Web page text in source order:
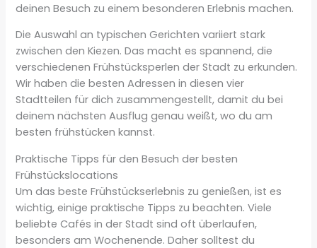
deinen Besuch zu einem besonderen Erlebnis machen.
Die Auswahl an typischen Gerichten variiert stark
zwischen den Kiezen. Das macht es spannend, die
verschiedenen Frühstücksperlen der Stadt zu erkunden.
Wir haben die besten Adressen in diesen vier
Stadtteilen für dich zusammengestellt, damit du bei
deinem nächsten Ausflug genau weißt, wo du am
besten frühstücken kannst.
Praktische Tipps für den Besuch der besten
Frühstückslocations
Um das beste Frühstückserlebnis zu genießen, ist es
wichtig, einige praktische Tipps zu beachten. Viele
beliebte Cafés in der Stadt sind oft überlaufen,
besonders am Wochenende. Daher solltest du